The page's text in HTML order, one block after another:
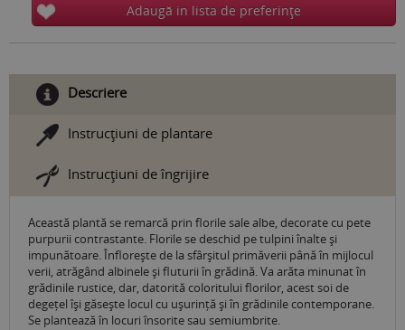
Adaugă in lista de preferinţe
Descriere
Instrucţiuni de plantare
Instrucţiuni de îngrijire
Această plantă se remarcă prin florile sale albe, decorate cu pete
purpurii contrastante. Florile se deschid pe tulpini înalte și
impunătoare. Înflorește de la sfârșitul primăverii până în mijlocul
verii, atrăgând albinele și fluturii în grădină. Va arăta minunat în
grădinile rustice, dar, datorită coloritului florilor, acest soi de
degețel își găsește locul cu ușurință și în grădinile contemporane.
Se plantează în locuri însorite sau semiumbrite.